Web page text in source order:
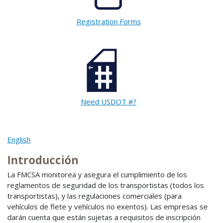
Registration Forms
Need USDOT #?
English
Introducción
La FMCSA monitorea y asegura el cumplimiento de los
reglamentos de seguridad de los transportistas (todos los
transportistas), y las regulaciones comerciales (para
vehículos de flete y vehículos no exentos). Las empresas se
darán cuenta que están sujetas a requisitos de inscripción